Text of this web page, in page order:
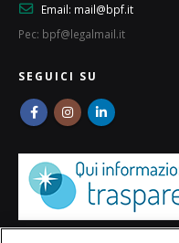
Email: mail@bpf.it
Pec: bpf@legalmail.it
SEGUICI SU